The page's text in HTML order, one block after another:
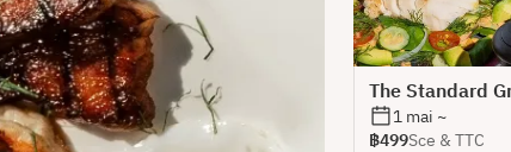
The Standard
1 mai ~
฿499Sce & TTC